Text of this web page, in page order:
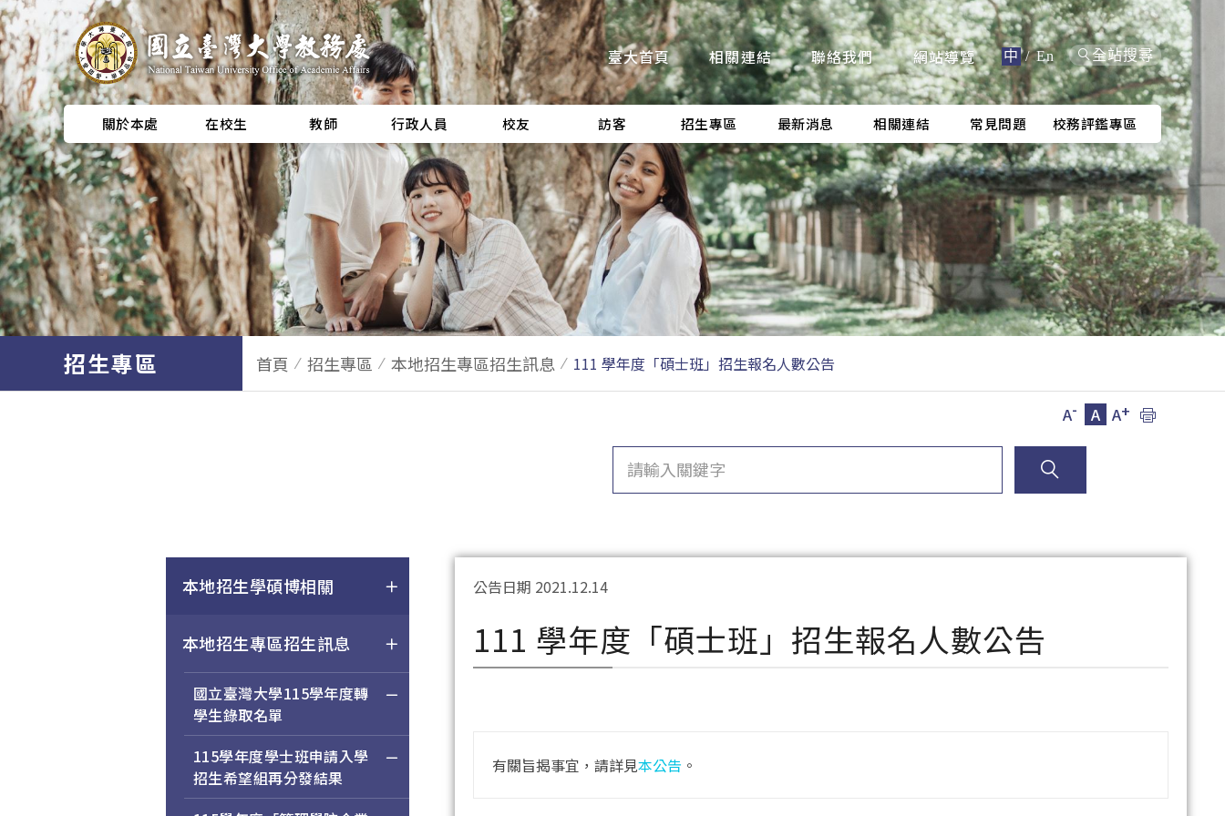
臺大首頁 相關連結 聯絡我們 網站導覽 中 / En 全站搜尋
關於本處 在校生 教師 行政人員 校友 訪客 招生專區 最新消息 相關連結 常見問題 校務評鑑專區
招生專區 首頁 招生專區 本地招生專區招生訊息 111 學年度「碩士班」招生報名人數公告
A- A A+
本地招生學碩博相關
本地招生專區招生訊息
國立臺灣大學115學年度轉
學生錄取名單
115學年度學士班申請入學
招生希望組再分發結果
公告日期 2021.12.14
111 學年度「碩士班」招生報名人數公告
有關旨揭事宜，請詳見本公告 。